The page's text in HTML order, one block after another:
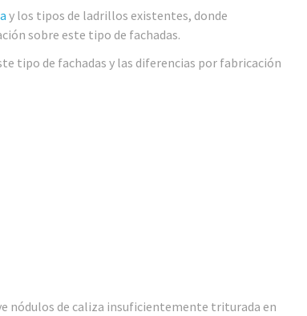
y los tipos de ladrillos existentes, donde
sobre este tipo de fachadas.
tipo de fachadas y las diferencias por fabricación
nódulos de caliza insuficientemente triturada en